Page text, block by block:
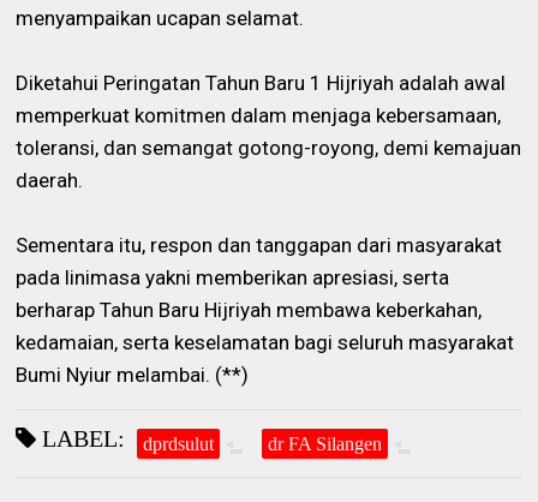
menyampaikan ucapan selamat.
Diketahui Peringatan Tahun Baru 1 Hijriyah adalah awal
memperkuat komitmen dalam menjaga kebersamaan,
toleransi, dan semangat gotong-royong, demi kemajuan
daerah.
Sementara itu, respon dan tanggapan dari masyarakat
pada linimasa yakni memberikan apresiasi, serta
berharap Tahun Baru Hijriyah membawa keberkahan,
kedamaian, serta keselamatan bagi seluruh masyarakat
Bumi Nyiur melambai. (**)
LABEL: dprdsulut dr FA Silangen